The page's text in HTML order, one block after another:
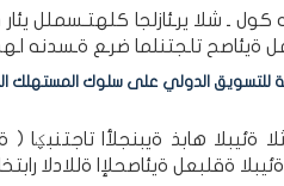
ـ شلا يرـئازلجا كلهتـسملل يئار
للتسويق الدولي على سلوك المستهلك
هابذ ةيبنجلأا تاجتنبؼا (